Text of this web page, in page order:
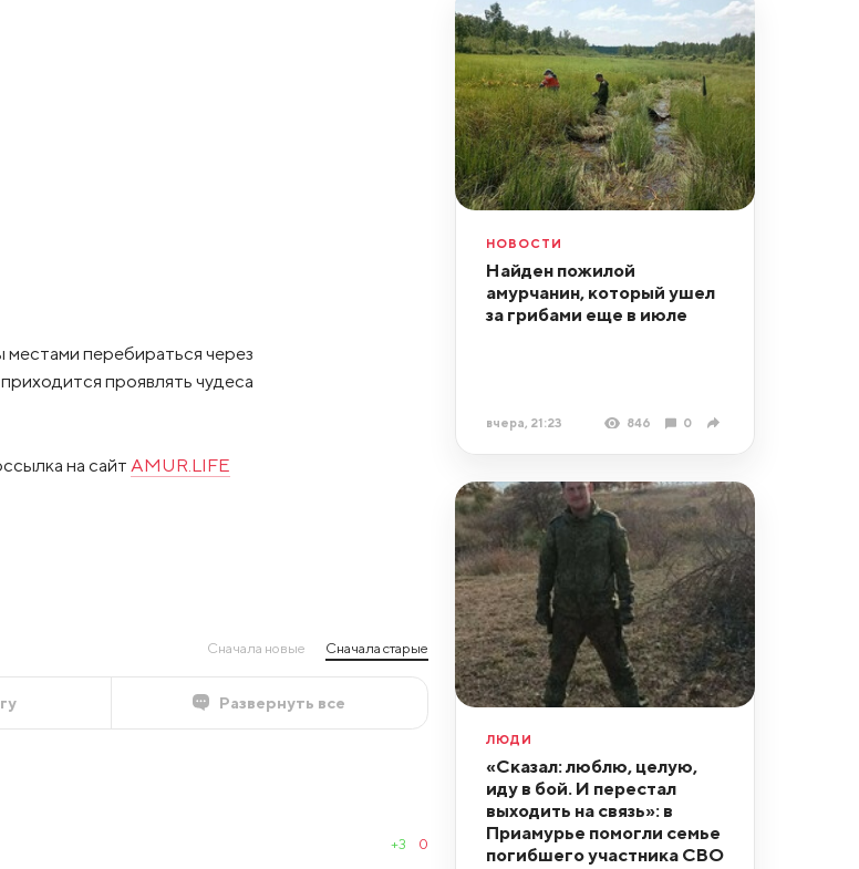
перебираться через
проявлять чудеса
на сайт AMUR.LIFE
Сначала новые Сначала старые
Развернуть все
+3 0
НОВОСТИ
Найден пожилой
амурчанин, который ушел
за грибами еще в июле
вчера, 21:23 846 0
ЛЮДИ
«Сказал: люблю, целую,
иду в бой. И перестал
выходить на связь»: в
Приамурье помогли семье
погибшего участника СВО